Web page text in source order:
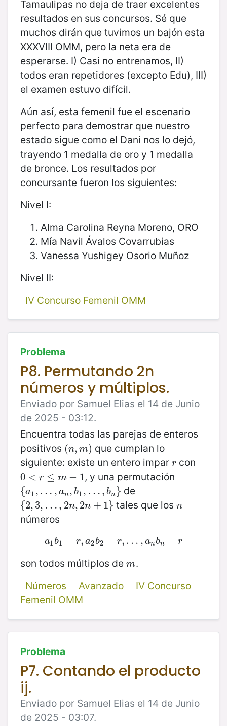
Tamaulipas no deja de traer excelentes
resultados en sus concursos. Sé que
muchos dirán que tuvimos un bajón esta
XXXVIII OMM, pero la neta era de
esperarse. I) Casi no entrenamos, II)
todos eran repetidores (excepto Edu), III)
el examen estuvo difícil.
Aún así, esta femenil fue el escenario
perfecto para demostrar que nuestro
estado sigue como el Dani nos lo dejó,
trayendo 1 medalla de oro y 1 medalla
de bronce. Los resultados por
concursante fueron los siguientes:
Nivel I:
Alma Carolina Reyna Moreno, ORO
Mía Navil Ávalos Covarrubias
Vanessa Yushigey Osorio Muñoz
Nivel II:
IV Concurso Femenil OMM
Problema
P8. Permutando 2n
números y múltiplos.
Enviado por Samuel Elias el 14 de Junio
de 2025 - 03:12.
Encuentra todas las parejas de enteros
positivos (n, m)
(n,m) que cumplan lo
siguiente: existe un entero impar r
r con
0 < r ≤ m − 1
0 <r ≤m−1
, y una permutación
{ a1, … , an, b1, … , bn }
{a1, … ,a n,b1,…, bn}
de
{ 2, 3, … , 2n, 2n + 1 }
{ 2,3,… ,2 n ,2n+1} tales que losn
n
números
a1b1 − r, a2b2 − r, … , anbn − r
a 1b 1−r,a2b2 −r, … ,anbn− r
son todos múltiplos de m
m.
Números
Avanzado
IV Concurso
Femenil OMM
Problema
P7. Contando el producto
ij.
Enviado por Samuel Elias el 14 de Junio
de 2025 - 03:07.